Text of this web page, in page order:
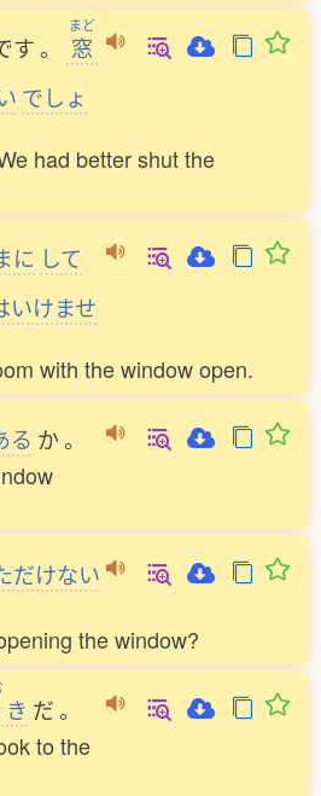
す。
まど
窓
でしょ
had better shut the
に して
いけませ
with the window open.
る か。
だけない
the window?
き だ。
to the